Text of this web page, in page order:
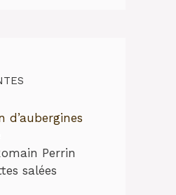
d’aubergines
Perrin
salées